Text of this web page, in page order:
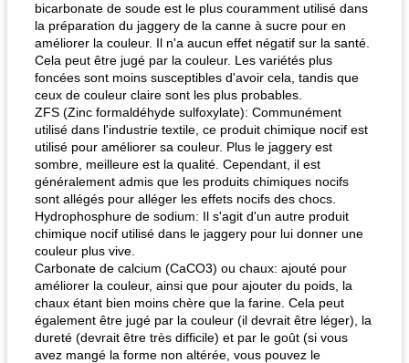
bicarbonate de soude est le plus couramment utilisé dans
la préparation du jaggery de la canne à sucre pour en
améliorer la couleur. Il n'a aucun effet négatif sur la santé.
Cela peut être jugé par la couleur. Les variétés plus
foncées sont moins susceptibles d'avoir cela, tandis que
ceux de couleur claire sont les plus probables.
ZFS (Zinc formaldéhyde sulfoxylate): Communément
utilisé dans l'industrie textile, ce produit chimique nocif est
utilisé pour améliorer sa couleur. Plus le jaggery est
sombre, meilleure est la qualité. Cependant, il est
généralement admis que les produits chimiques nocifs
sont allégés pour alléger les effets nocifs des chocs.
Hydrophosphure de sodium: Il s'agit d'un autre produit
chimique nocif utilisé dans le jaggery pour lui donner une
couleur plus vive.
Carbonate de calcium (CaCO3) ou chaux: ajouté pour
améliorer la couleur, ainsi que pour ajouter du poids, la
chaux étant bien moins chère que la farine. Cela peut
également être jugé par la couleur (il devrait être léger), la
dureté (devrait être très difficile) et par le goût (si vous
avez mangé la forme non altérée, vous pouvez le